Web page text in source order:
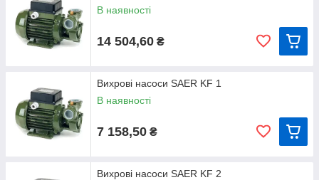
В наявності
14 504,60 ₴
Вихрові насоси SAER KF 1
В наявності
7 158,50 ₴
Вихрові насоси SAER KF 2